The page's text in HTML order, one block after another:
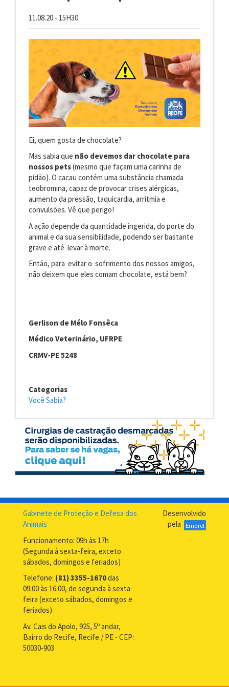
11.08.20 - 15H30
Ei, quem gosta de chocolate?
Mas sabia que não devemos dar chocolate para
nossos pets(mesmo que façam uma carinha de
pidão). O cacau contém uma substância chamada
teobromina, capaz de provocar crises alérgicas,
aumento da pressão, taquicardia, arritmia e
convulsões. Vê que perigo!
A ação depende da quantidade ingerida, do porte do
animal e da sua sensibilidade, podendo ser bastante
grave e até levar à morte.
Então, para evitar o sofrimento dos nossos amigos,
não deixem que eles comam chocolate, está bem?
Gerlison de Mélo Fonsêca
Médico Veterinário, UFRPE
CRMV-PE 5248
Categorias
Você Sabia?
Gabinete de Proteção e Defesa dos
Animais
Funcionamento: 09h às 17h
(Segunda à sexta-feira, exceto
sábados, domingos e feriados)
Telefone: (81) 3355-1670das
09:00 às 16:00, de segunda à sexta-
feira (exceto sábados, domingos e
feriados)
Av. Cais do Apolo, 925, 5º andar,
Bairro do Recife, Recife / PE - CEP:
50030-903
Desenvolvido
pela
Emprel